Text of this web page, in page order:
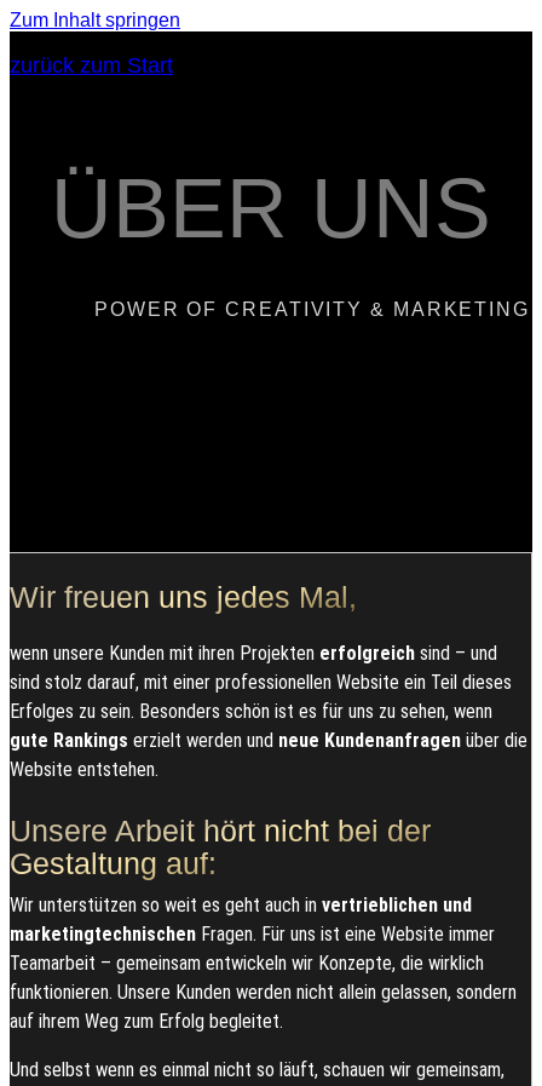
Zum Inhalt springen
zurück zum Start
ÜBER UNS
POWER OF CREATIVITY & MARKETING
Wir freuen uns jedes Mal,
wenn unsere Kunden mit ihren Projekten erfolgreich sind – und
sind stolz darauf, mit einer professionellen Website ein Teil dieses
Erfolges zu sein. Besonders schön ist es für uns zu sehen, wenn
gute Rankings erzielt werden und neue Kundenanfragen über die
Website entstehen.
Unsere Arbeit hört nicht bei der
Gestaltung auf:
Wir unterstützen so weit es geht auch in vertrieblichen und
marketingtechnischen Fragen. Für uns ist eine Website immer
Teamarbeit – gemeinsam entwickeln wir Konzepte, die wirklich
funktionieren. Unsere Kunden werden nicht allein gelassen, sondern
auf ihrem Weg zum Erfolg begleitet.
Und selbst wenn es einmal nicht so läuft, schauen wir gemeinsam,